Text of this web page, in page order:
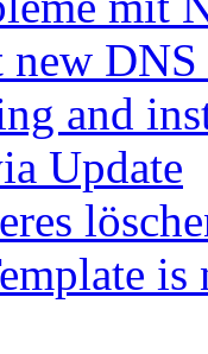
new
and
Update